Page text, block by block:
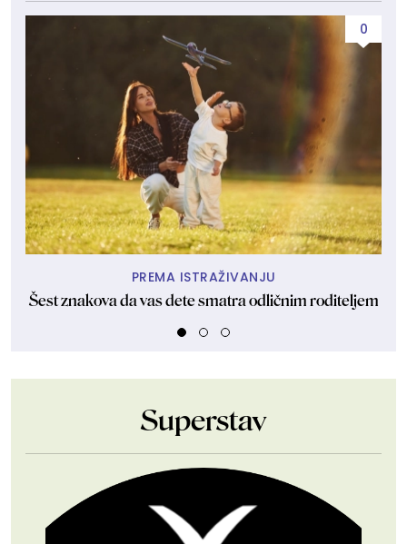
0
PREMA ISTRAŽIVANJU
Šest znakova da vas dete smatra odličnim roditeljem
Superstav